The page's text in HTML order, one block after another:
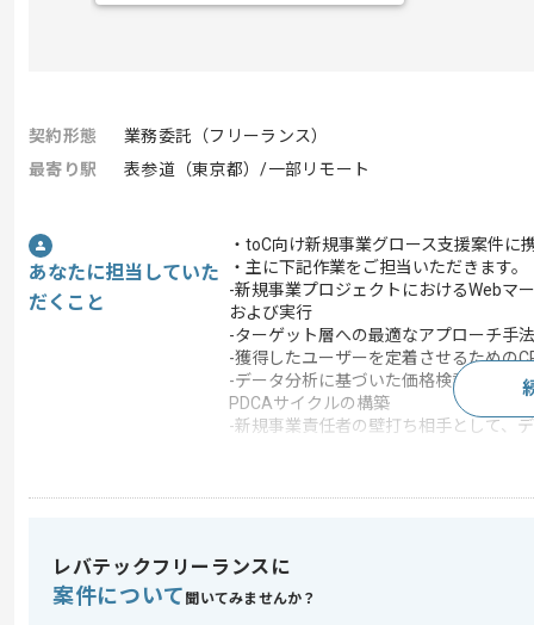
契約形態
業務委託（フリーランス）
最寄り駅
表参道（東京都）/一部リモート
あなたに担当していた
だくこと
・toC向け新規事業グロース支援案件に
・主に下記作業をご担当いただきます。
-新規事業プロジェクトにおけるWebマ
および実行
-ターゲット層への最適なアプローチ手
-獲得したユーザーを定着させるための
-データ分析に基づいた価格検証、コン
PDCAサイクルの構築
-新規事業責任者の壁打ち相手として、
スキル
レバテックフリーランスに
案件について 聞いてみませんか？